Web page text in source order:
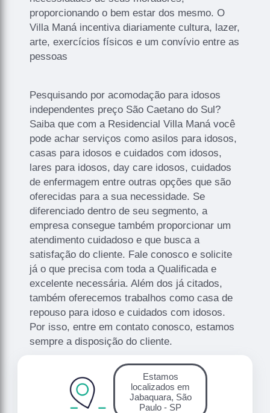
proporcionando o bem estar dos mesmo. O
Villa Maná incentiva diariamente cultura, lazer,
arte, exercícios físicos e um convívio entre as
pessoas
Pesquisando por acomodação para idosos
independentes preço São Caetano do Sul?
Saiba que com a Residencial Villa Maná você
pode achar serviços como asilos para idosos,
casas para idosos e cuidados com idosos,
lares para idosos, day care idosos, cuidados
de enfermagem entre outras opções que são
oferecidas para a sua necessidade. Se
diferenciado dentro de seu segmento, a
empresa consegue também proporcionar um
atendimento cuidadoso e que busca a
satisfação do cliente. Fale conosco e solicite
já o que precisa com toda a Qualificada e
excelente necessária. Além dos já citados,
também oferecemos trabalhos como casa de
repouso para idoso e cuidados com idosos.
Por isso, entre em contato conosco, estamos
sempre a disposição do cliente.
Estamos
localizados em
Jabaquara, São
Paulo - SP